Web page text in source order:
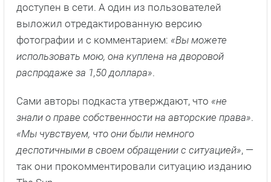
доступен в сети. А один из пользователей
выложил отредактированную версию
фотографии и с комментарием: «Вы можете
использовать мою, она куплена на дворовой
распродаже за 1,50 доллара».
Сами авторы подкаста утверждают, что «не
знали о праве собственности на авторские права».
«Мы чувствуем, что они были немного
деспотичными в своем обращении с ситуацией», —
так они прокомментировали ситуацию изданию